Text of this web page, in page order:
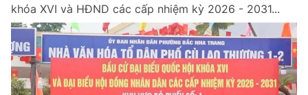
khóa XVI và HĐND các cấp nhiệm kỳ 2026 - 2031...